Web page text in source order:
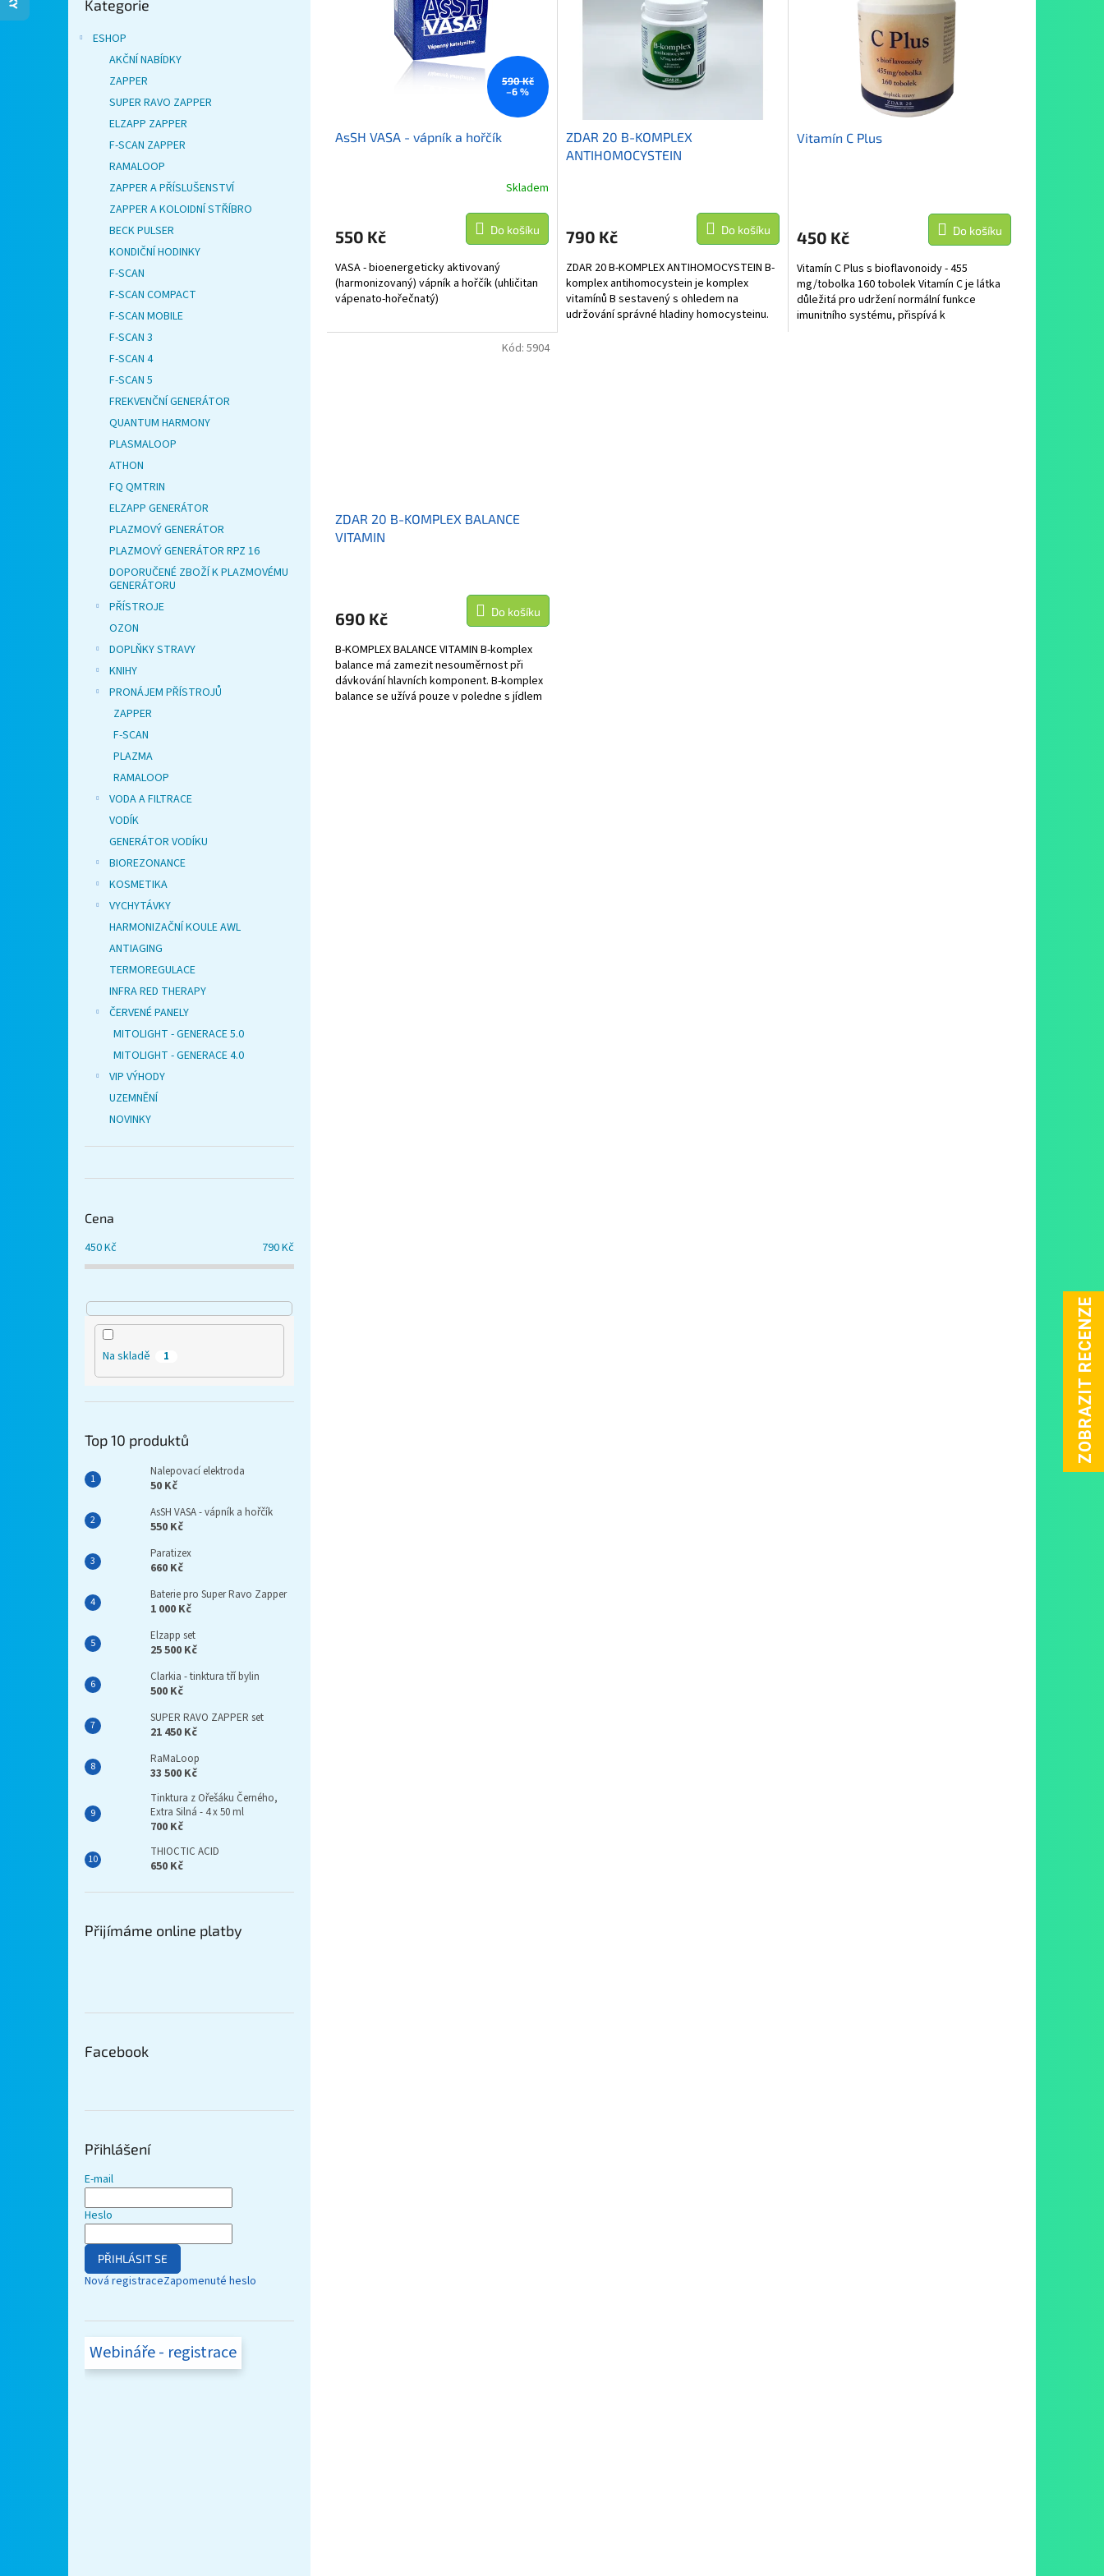
kategorie
Kategorie
ESHOP
AKČNÍ NABÍDKY
ZAPPER
SUPER RAVO ZAPPER
ELZAPP ZAPPER
F-SCAN ZAPPER
RAMALOOP
ZAPPER A PŘÍSLUŠENSTVÍ
ZAPPER A KOLOIDNÍ STŘÍBRO
BECK PULSER
KONDIČNÍ HODINKY
F-SCAN
F-SCAN COMPACT
F-SCAN MOBILE
F-SCAN 3
F-SCAN 4
F-SCAN 5
FREKVENČNÍ GENERÁTOR
QUANTUM HARMONY
PLASMALOOP
ATHON
FQ QMTRIN
ELZAPP GENERÁTOR
PLAZMOVÝ GENERÁTOR
PLAZMOVÝ GENERÁTOR RPZ 16
DOPORUČENÉ ZBOŽÍ K PLAZMOVÉMU
GENERÁTORU
PŘÍSTROJE
OZON
DOPLŇKY STRAVY
KNIHY
PRONÁJEM PŘÍSTROJŮ
ZAPPER
F-SCAN
PLAZMA
RAMALOOP
VODA A FILTRACE
VODÍK
GENERÁTOR VODÍKU
BIOREZONANCE
KOSMETIKA
VYCHYTÁVKY
HARMONIZAČNÍ KOULE AWL
ANTIAGING
TERMOREGULACE
INFRA RED THERAPY
ČERVENÉ PANELY
MITOLIGHT - GENERACE 5.0
MITOLIGHT - GENERACE 4.0
VIP VÝHODY
UZEMNĚNÍ
NOVINKY
Cena
450Kč 790Kč
Na skladě 1
Top 10 produktů
Nalepovací elektroda
50 Kč
AsSH VASA - vápník a hořčík
550 Kč
Paratizex
660 Kč
Baterie pro Super Ravo Zapper
1 000 Kč
Elzapp set
25 500 Kč
Clarkia - tinktura tří bylin
500 Kč
SUPER RAVO ZAPPER set
21 450 Kč
RaMaLoop
33 500 Kč
Tinktura z Ořešáku Černého,
Extra Silná - 4 x 50 ml
700 Kč
THIOCTIC ACID
650 Kč
Přijímáme online platby
Facebook
Přihlášení
E-mail
Heslo
PŘIHLÁSIT SE
Nová registraceZapomenuté heslo
Webináře - registrace
590 Kč
–6 %
AsSH VASA - vápník a hořčík
Skladem
550 Kč Do košíku
VASA - bioenergeticky aktivovaný
(harmonizovaný) vápník a hořčík (uhličitan
vápenato-hořečnatý)
ZDAR 20 B-KOMPLEX
ANTIHOMOCYSTEIN
790 Kč Do košíku
ZDAR 20 B-KOMPLEX ANTIHOMOCYSTEIN B-
komplex antihomocystein je komplex
vitamínů B sestavený s ohledem na
udržování správné hladiny homocysteinu.
Vitamín C Plus
450 Kč Do košíku
Vitamín C Plus s bioflavonoidy - 455
mg/tobolka 160 tobolek Vitamín C je látka
důležitá pro udržení normální funkce
imunitního systému, přispívá k
ZDAR 20 B-KOMPLEX BALANCE
VITAMIN
690 Kč Do košíku
B-KOMPLEX BALANCE VITAMIN B-komplex
balance má zamezit nesouměrnost při
dávkování hlavních komponent. B-komplex
balance se užívá pouze v poledne s jídlem
Kód: 5904